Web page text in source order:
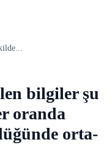
bilgiler şu
oranda
orta-